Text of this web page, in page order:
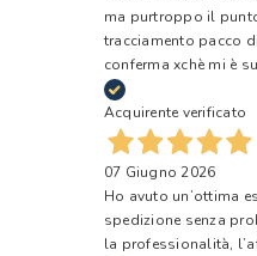
ma purtroppo il
tracciamento pacco
conferma xchè mi è
Acquirente verificato
07 Giugno 2026
Ho avuto un’ottima
spedizione senza
la professionalità,